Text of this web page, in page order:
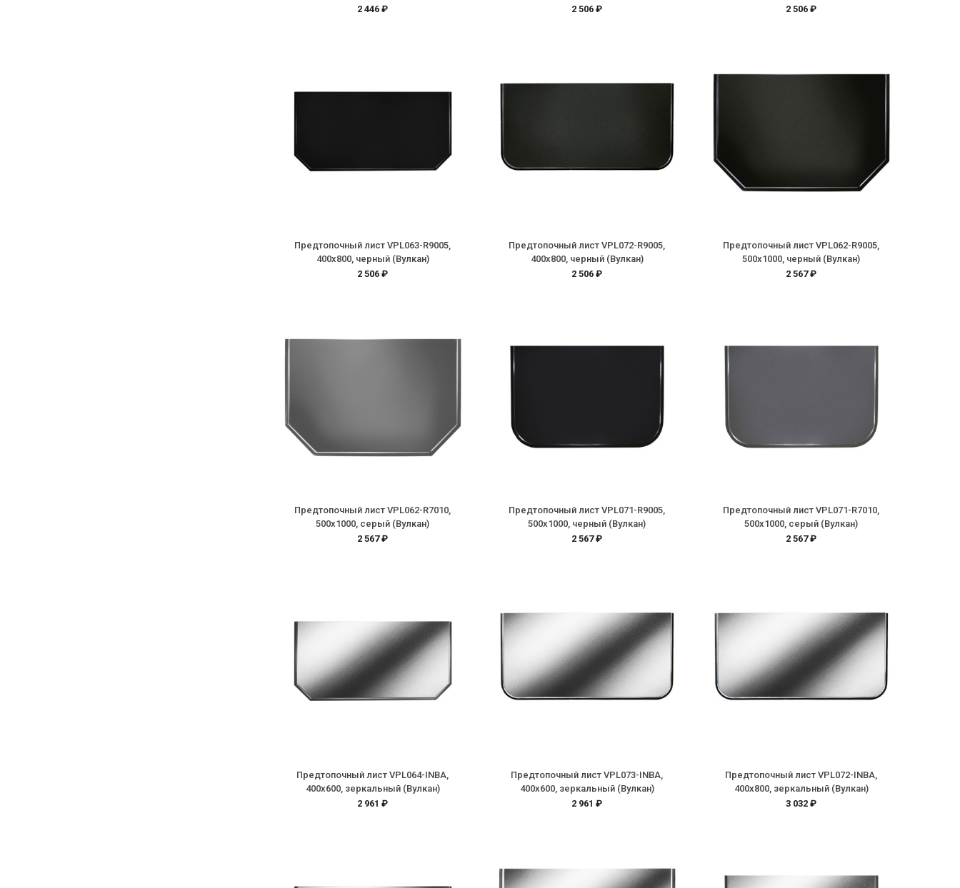
2 446 ₽
2 506 ₽
2 506 ₽
Предтопочный лист VPL063-R9005,
400х800, черный (Вулкан)
2 506 ₽
Предтопочный лист VPL072-R9005,
400х800, черный (Вулкан)
2 506 ₽
Предтопочный лист VPL062-R9005,
500х1000, черный (Вулкан)
2 567 ₽
Предтопочный лист VPL062-R7010,
500х1000, серый (Вулкан)
2 567 ₽
Предтопочный лист VPL071-R9005,
500х1000, черный (Вулкан)
2 567 ₽
Предтопочный лист VPL071-R7010,
500х1000, серый (Вулкан)
2 567 ₽
Предтопочный лист VPL064-INBA,
400х600, зеркальный (Вулкан)
2 961 ₽
Предтопочный лист VPL073-INBA,
400х600, зеркальный (Вулкан)
2 961 ₽
Предтопочный лист VPL072-INBA,
400х800, зеркальный (Вулкан)
3 032 ₽